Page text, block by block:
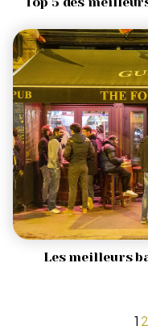
Les meilleurs
1 2